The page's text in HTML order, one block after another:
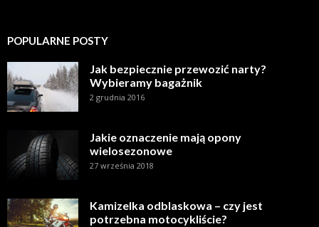
POPULARNE POSTY
Jak bezpiecznie przewozić narty?
Wybieramy bagażnik
2 grudnia 2016
Jakie oznaczenie mają opony
wielosezonowe
27 września 2018
Kamizelka odblaskowa – czy jest
potrzebna motocykliście?